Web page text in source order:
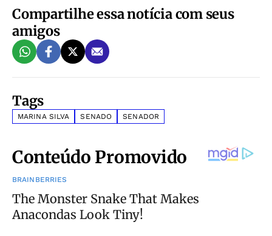
Compartilhe essa notícia com seus
amigos
Tags
MARINA SILVA SENADO SENADOR